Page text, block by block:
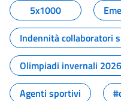
5x1000
Indennità collaboratori
Olimpiadi invernali 2026
Agenti sportivi